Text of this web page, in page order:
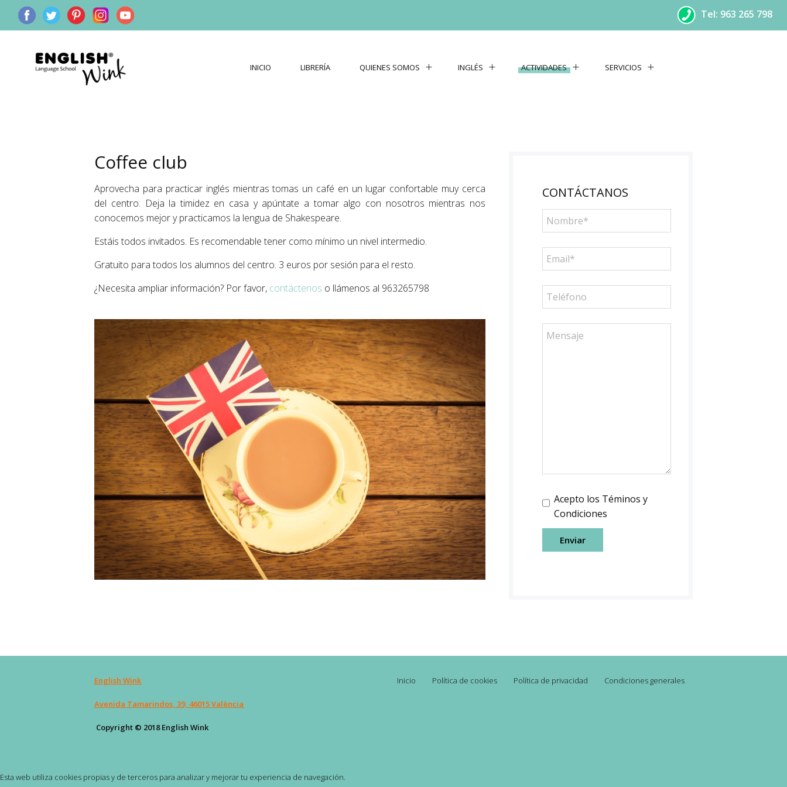
Tel: 963 265 798
INICIO LIBRERÍA QUIENES SOMOS INGLÉS ACTIVIDADES SERVICIOS
Coffee club
Aprovecha para practicar inglés mientras tomas un café en un lugar confortable muy cerca
del centro. Deja la timidez en casa y apúntate a tomar algo con nosotros mientras nos
conocemos mejor y practicamos la lengua de Shakespeare.
Estáis todos invitados. Es recomendable tener como mínimo un nivel intermedio.
Gratuito para todos los alumnos del centro. 3 euros por sesión para el resto.
¿Necesita ampliar información? Por favor, contáctenos o llámenos al 963265798
CONTÁCTANOS
Acepto los Téminos y
Condiciones
Enviar
English Wink
Avenida Tamarindos, 39, 46015 València
Copyright © 2018 English Wink
Inicio Política de cookies Política de privacidad Condiciones generales
Esta web utiliza cookies propias y de terceros para analizar y mejorar tu experiencia de navegación.